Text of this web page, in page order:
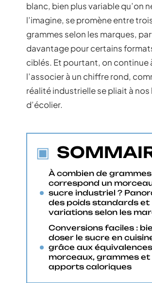
blanc, bien plus variable qu’on
l’imagine, se promène entre
grammes selon les marques,
davantage pour certains
ciblés. Et pourtant, on continue
l’associer à un chiffre rond,
réalité industrielle se pliait à
d’écolier.
À combien de grammes
correspond un
sucre industriel ?
des poids standards et
variations selon les
Conversions faciles :
doser le sucre en
grâce aux
morceaux, grammes et
apports caloriques